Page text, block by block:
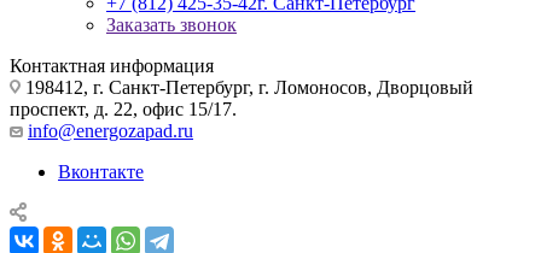
Заказать звонок
Контактная информация
198412, г. Санкт-Петербург, г. Ломоносов, Дворцовый
проспект, д. 22, офис 15/17.
info@energozapad.ru
Вконтакте